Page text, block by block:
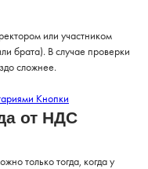
или участником
брата). В случае проверки
сложнее.
Кнопки
от НДС
только тогда, когда у